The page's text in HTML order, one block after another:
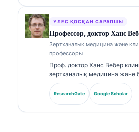
қатысты кеңінен жариялады.
ҮЛЕС ҚОСҚАН САРАПШЫ
Профессор, доктор Ханс
Зертханалық медицина және
профессоры
Проф. доктор Ханс Вебер
зертханалық медицина және
зерттеулері саласында 30+
ұсынады. Германияның
қоғамының бұрынғы
ResearchGate Google Scholar